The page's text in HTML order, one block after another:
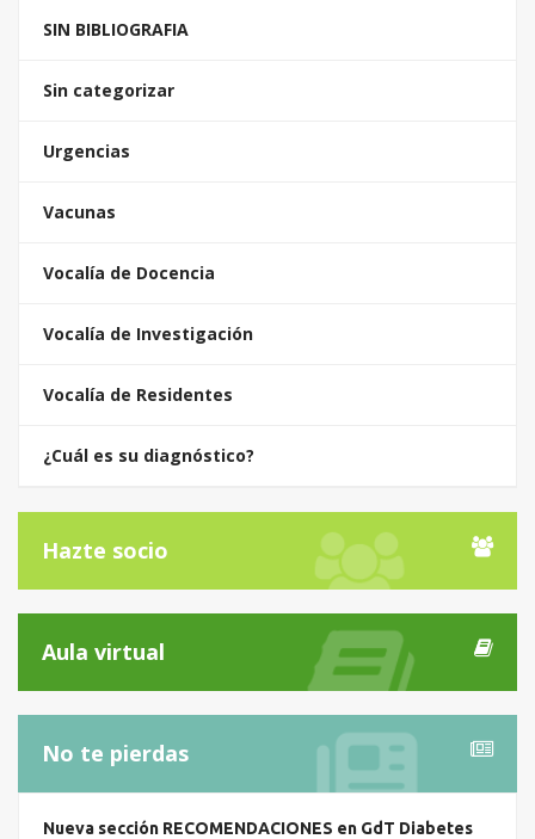
SIN BIBLIOGRAFIA
Sin categorizar
Urgencias
Vacunas
Vocalía de Docencia
Vocalía de Investigación
Vocalía de Residentes
¿Cuál es su diagnóstico?
Hazte socio
Aula virtual
No te pierdas
Nueva sección RECOMENDACIONES en GdT Diabetes